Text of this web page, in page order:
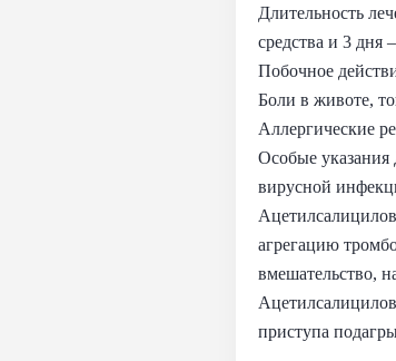
Длительность
средства и 3 дня
Побочное
Боли в животе,
Аллергические
Особые указания
вирусной
агрегацию
вмешательство,
приступа